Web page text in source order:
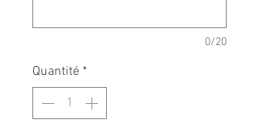
0/20
Quantité *